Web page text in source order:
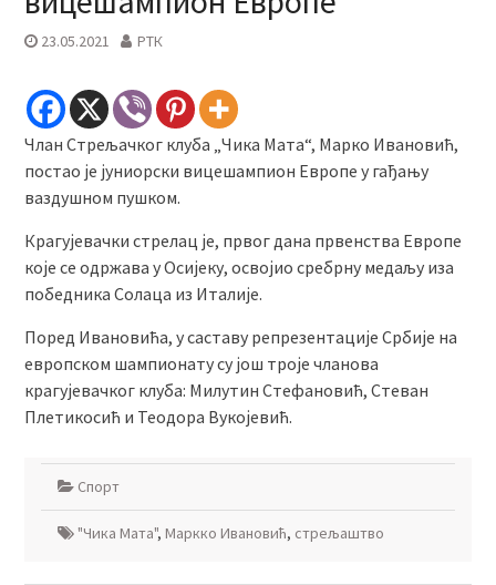
23.05.2021 РТК
Члан Стрељачког клуба „Чика Мата“, Марко Ивановић,
постао је јуниорски вицешампион Европе у гађању
ваздушном пушком.
Крагујевачки стрелац је, првог дана првенства Европе
које се одржава у Осијеку, освојио сребрну медаљу иза
победника Солаца из Италије.
Поред Ивановића, у саставу репрезентације Србије на
европском шампионату су још троје чланова
крагујевачког клуба: Милутин Стефановић, Стеван
Плетикосић и Теодора Вукојевић.
Спорт
"Чика Мата", Маркко Ивановић, стрељаштво